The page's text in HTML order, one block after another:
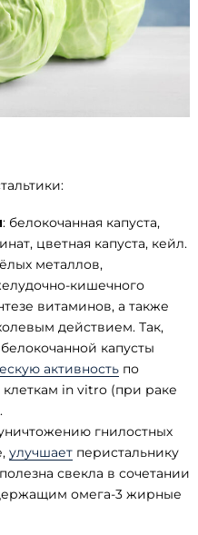
: белокочанная капуста,
цветная капуста, кейл.
металлов,
кишечного
витаминов, а также
действием. Так,
капусты
активность по
in vitro (при раке
гнилостных
улучшает перистальнику
свекла в сочетании
омега-3 жирные